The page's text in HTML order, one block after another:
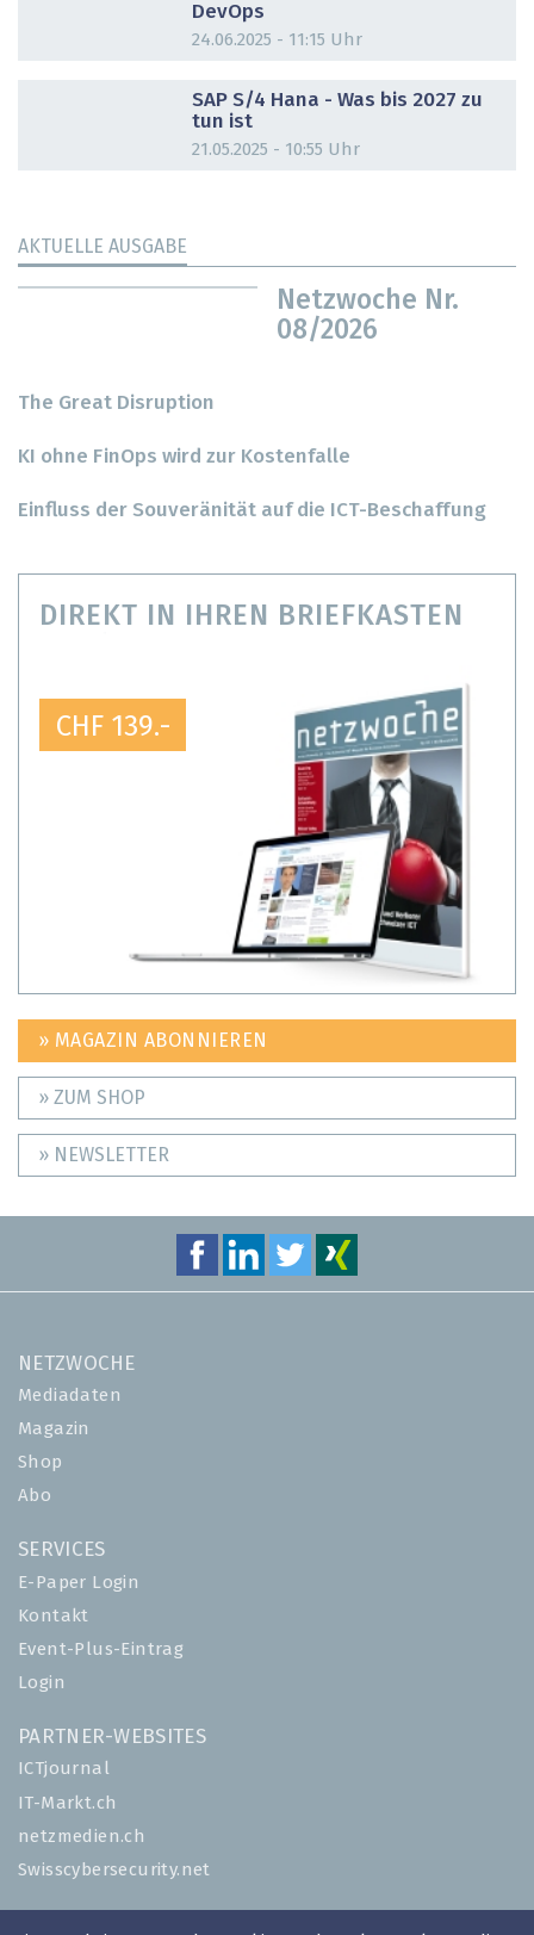
DevOps
24.06.2025 - 11:15 Uhr
SAP S/4 Hana - Was bis 2027 zu
tun ist
21.05.2025 - 10:55 Uhr
AKTUELLE AUSGABE
Netzwoche Nr.
08/2026
The Great Disruption
KI ohne FinOps wird zur Kostenfalle
Einfluss der Souveränität auf die ICT-Beschaffung
DIREKT IN IHREN BRIEFKASTEN
CHF 139.-
» MAGAZIN ABONNIEREN
» ZUM SHOP
» NEWSLETTER
NETZWOCHE
Mediadaten
Magazin
Shop
Abo
SERVICES
E-Paper Login
Kontakt
Event-Plus-Eintrag
Login
PARTNER-WEBSITES
ICTjournal
IT-Markt.ch
netzmedien.ch
Swisscybersecurity.net